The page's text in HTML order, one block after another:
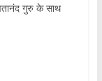
गुरु के साथ